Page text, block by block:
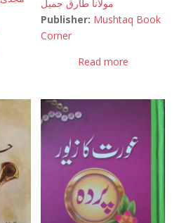
مولانا طارق جمیل
Publisher: Mushtaq Book
Corner
Read more